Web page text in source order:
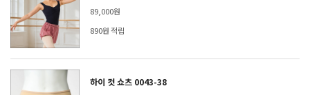
89,000원
890원 적립
하이 컷 쇼츠 0043-38